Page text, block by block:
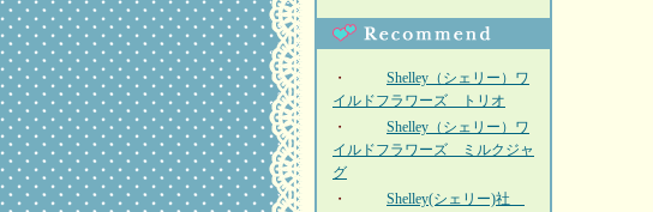
・
Shelley（シェリー）ワ
イルドフラワーズ トリオ
・
Shelley（シェリー）ワ
イルドフラワーズ ミルクジャ
グ
・
Shelley(シェリー)社